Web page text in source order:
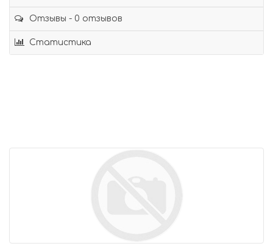
Отзывы - 0 отзывов
Статистика